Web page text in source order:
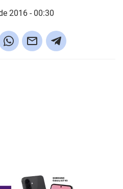
2016 - 00:30